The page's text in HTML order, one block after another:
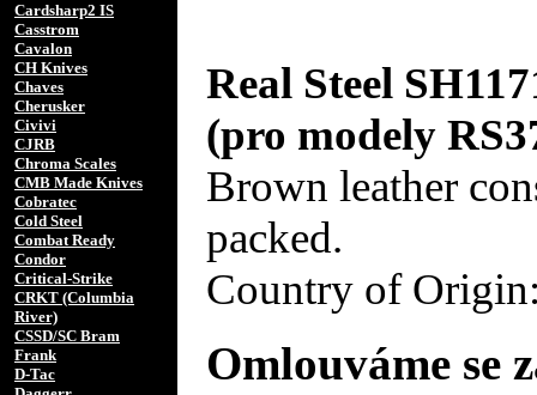
Cardsharp2 IS
Casstrom
Cavalon
CH Knives
Chaves
Cherusker
Civivi
CJRB
Chroma Scales
CMB Made Knives
Cobratec
Cold Steel
Combat Ready
Condor
Critical-Strike
CRKT (Columbia
River)
CSSD/SC Bram
Frank
D-Tac
Real Steel
(pro modely
Brown leather
packed.
Country of
Omlouváme se